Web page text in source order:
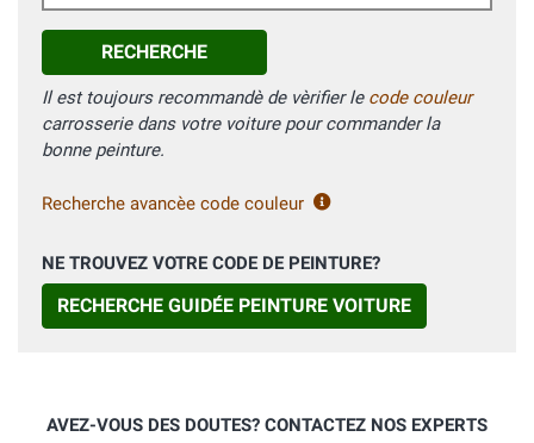
RECHERCHE
Il est toujours recommandè de vèrifier le code couleur
carrosserie dans votre voiture pour commander la
bonne peinture.
Recherche avancèe code couleur
NE TROUVEZ VOTRE CODE DE PEINTURE?
RECHERCHE GUIDÉE PEINTURE VOITURE
AVEZ-VOUS DES DOUTES? CONTACTEZ NOS EXPERTS